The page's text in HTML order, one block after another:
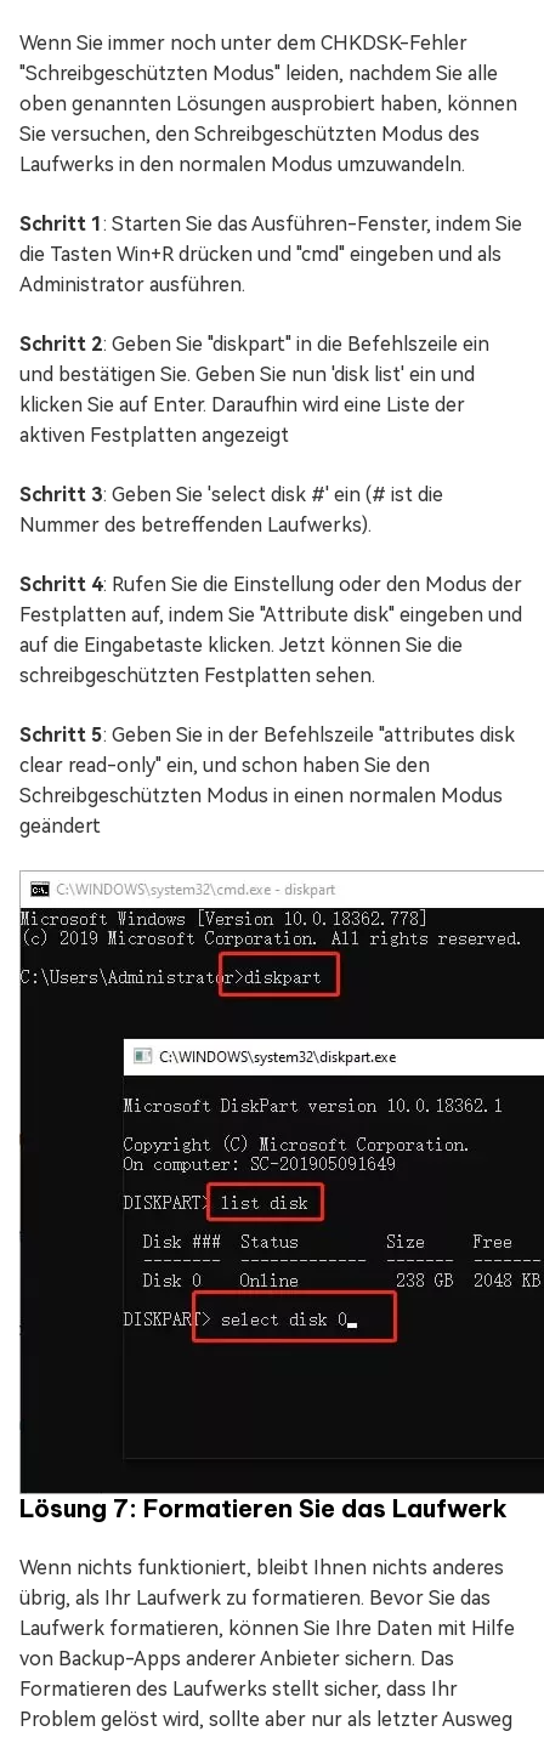
Wenn Sie immer noch unter dem CHKDSK-Fehler
"Schreibgeschützten Modus" leiden, nachdem Sie alle
oben genannten Lösungen ausprobiert haben, können
Sie versuchen, den Schreibgeschützten Modus des
Laufwerks in den normalen Modus umzuwandeln.
Schritt 1: Starten Sie das Ausführen-Fenster, indem Sie
die Tasten Win+R drücken und "cmd" eingeben und als
Administrator ausführen.
Schritt 2: Geben Sie "diskpart" in die Befehlszeile ein
und bestätigen Sie. Geben Sie nun 'disk list' ein und
klicken Sie auf Enter. Daraufhin wird eine Liste der
aktiven Festplatten angezeigt
Schritt 3: Geben Sie 'select disk #' ein (# ist die
Nummer des betreffenden Laufwerks).
Schritt 4: Rufen Sie die Einstellung oder den Modus der
Festplatten auf, indem Sie "Attribute disk" eingeben und
auf die Eingabetaste klicken. Jetzt können Sie die
schreibgeschützten Festplatten sehen.
Schritt 5: Geben Sie in der Befehlszeile "attributes disk
clear read-only" ein, und schon haben Sie den
Schreibgeschützten Modus in einen normalen Modus
geändert
Lösung 7: Formatieren Sie das Laufwerk
Wenn nichts funktioniert, bleibt Ihnen nichts anderes
übrig, als Ihr Laufwerk zu formatieren. Bevor Sie das
Laufwerk formatieren, können Sie Ihre Daten mit Hilfe
von Backup-Apps anderer Anbieter sichern. Das
Formatieren des Laufwerks stellt sicher, dass Ihr
Problem gelöst wird, sollte aber nur als letzter Ausweg